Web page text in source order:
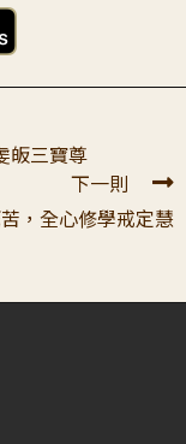
皈三寶尊
下一則
，全心修學戒定慧